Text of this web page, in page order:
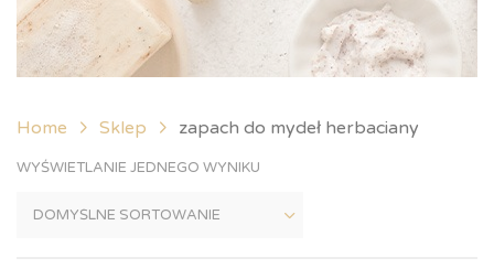
Home Sklep zapach do mydeł herbaciany
WYŚWIETLANIE JEDNEGO WYNIKU